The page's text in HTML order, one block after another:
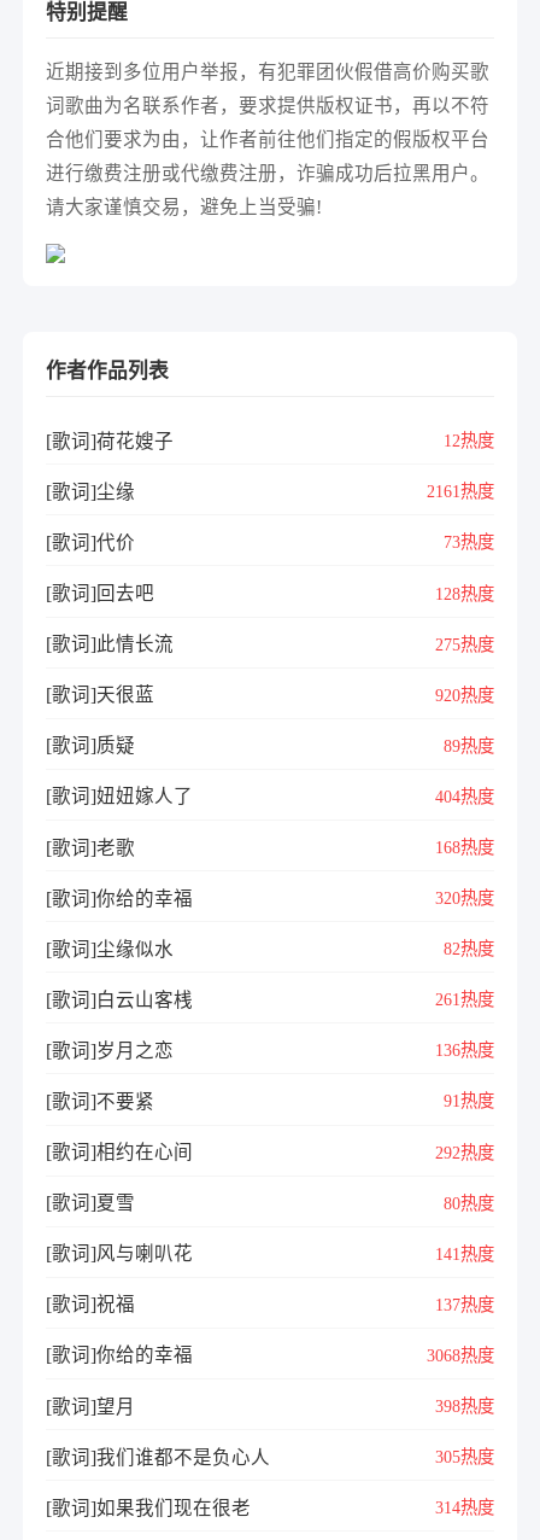
特别提醒
近期接到多位用户举报，有犯罪团伙假借高价购买歌
词歌曲为名联系作者，要求提供版权证书，再以不符
合他们要求为由，让作者前往他们指定的假版权平台
进行缴费注册或代缴费注册，诈骗成功后拉黑用户。
请大家谨慎交易，避免上当受骗!
作者作品列表
[歌词]荷花嫂子 12热度
[歌词]尘缘 2161热度
[歌词]代价 73热度
[歌词]回去吧 128热度
[歌词]此情长流 275热度
[歌词]天很蓝 920热度
[歌词]质疑 89热度
[歌词]妞妞嫁人了 404热度
[歌词]老歌 168热度
[歌词]你给的幸福 320热度
[歌词]尘缘似水 82热度
[歌词]白云山客桟 261热度
[歌词]岁月之恋 136热度
[歌词]不要紧 91热度
[歌词]相约在心间 292热度
[歌词]夏雪 80热度
[歌词]风与喇叭花 141热度
[歌词]祝福 137热度
[歌词]你给的幸福 3068热度
[歌词]望月 398热度
[歌词]我们谁都不是负心人 305热度
[歌词]如果我们现在很老 314热度